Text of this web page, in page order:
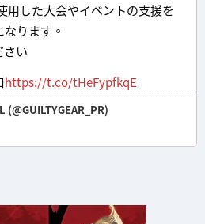
用した大会やイベントの支援を
ります。
さい
https://t.co/tHeFypfkqE
(@GUILTYGEAR_PR)